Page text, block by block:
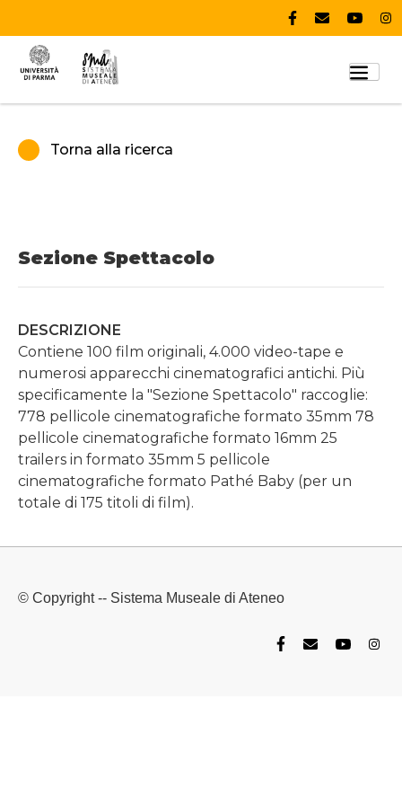
Torna alla ricerca
Sezione Spettacolo
DESCRIZIONE
Contiene 100 film originali, 4.000 video-tape e
numerosi apparecchi cinematografici antichi. Più
specificamente la "Sezione Spettacolo" raccoglie:
778 pellicole cinematografiche formato 35mm 78
pellicole cinematografiche formato 16mm 25
trailers in formato 35mm 5 pellicole
cinematografiche formato Pathé Baby (per un
totale di 175 titoli di film).
© Copyright -- Sistema Museale di Ateneo